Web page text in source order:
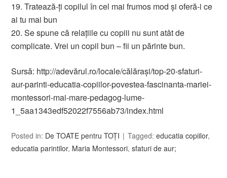
19. Tratează-ţi copilul în cel mai frumos mod şi oferă-i ce
ai tu mai bun
20. Se spune că relaţiile cu copiii nu sunt atât de
complicate. Vrei un copil bun – fii un părinte bun.
Sursă: http://adevărul.ro/locale/călăraşi/top-20-sfaturi-
aur-parinti-educatia-copiilor-povestea-fascinanta-mariei-
montessori-mai-mare-pedagog-lume-
1_5aa1343edf52022f7556ab73/index.html
Posted in: De TOATE pentru TOȚI Tagged:educatia copiilor,
educatia parintilor, Maria Montessori,sfaturi de aur;